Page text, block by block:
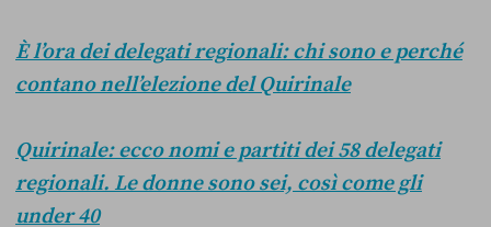
È l’ora dei delegati regionali: chi sono e perché
contano nell’elezione del Quirinale
Quirinale: ecco nomi e partiti dei 58 delegati
regionali. Le donne sono sei, così come gli
under 40